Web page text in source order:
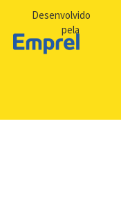
Desenvolvido
pela